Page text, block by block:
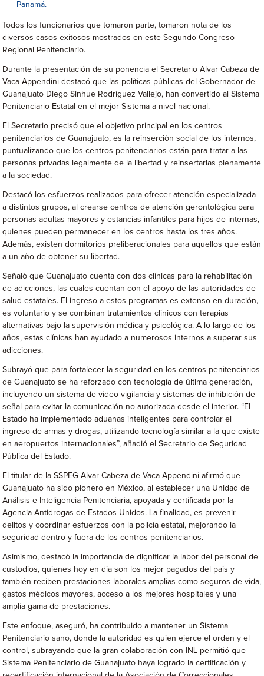
Panamá.
Todos los funcionarios que tomaron parte, tomaron nota de los
diversos casos exitosos mostrados en este Segundo Congreso
Regional Penitenciario.
Durante la presentación de su ponencia el Secretario Alvar Cabeza de
Vaca Appendini destacó que las políticas públicas del Gobernador de
Guanajuato Diego Sinhue Rodríguez Vallejo, han convertido al Sistema
Penitenciario Estatal en el mejor Sistema a nivel nacional.
El Secretario precisó que el objetivo principal en los centros
penitenciarios de Guanajuato, es la reinserción social de los internos,
puntualizando que los centros penitenciarios están para tratar a las
personas privadas legalmente de la libertad y reinsertarlas plenamente
a la sociedad.
Destacó los esfuerzos realizados para ofrecer atención especializada
a distintos grupos, al crearse centros de atención gerontológica para
personas adultas mayores y estancias infantiles para hijos de internas,
quienes pueden permanecer en los centros hasta los tres años.
Además, existen dormitorios preliberacionales para aquellos que están
a un año de obtener su libertad.
Señaló que Guanajuato cuenta con dos clínicas para la rehabilitación
de adicciones, las cuales cuentan con el apoyo de las autoridades de
salud estatales. El ingreso a estos programas es extenso en duración,
es voluntario y se combinan tratamientos clínicos con terapias
alternativas bajo la supervisión médica y psicológica. A lo largo de los
años, estas clínicas han ayudado a numerosos internos a superar sus
adicciones.
Subrayó que para fortalecer la seguridad en los centros penitenciarios
de Guanajuato se ha reforzado con tecnología de última generación,
incluyendo un sistema de video-vigilancia y sistemas de inhibición de
señal para evitar la comunicación no autorizada desde el interior. “El
Estado ha implementado aduanas inteligentes para controlar el
ingreso de armas y drogas, utilizando tecnología similar a la que existe
en aeropuertos internacionales”, añadió el Secretario de Seguridad
Pública del Estado.
El titular de la SSPEG Alvar Cabeza de Vaca Appendini afirmó que
Guanajuato ha sido pionero en México, al establecer una Unidad de
Análisis e Inteligencia Penitenciaria, apoyada y certificada por la
Agencia Antidrogas de Estados Unidos. La finalidad, es prevenir
delitos y coordinar esfuerzos con la policía estatal, mejorando la
seguridad dentro y fuera de los centros penitenciarios.
Asimismo, destacó la importancia de dignificar la labor del personal de
custodios, quienes hoy en día son los mejor pagados del país y
también reciben prestaciones laborales amplias como seguros de vida,
gastos médicos mayores, acceso a los mejores hospitales y una
amplia gama de prestaciones.
Este enfoque, aseguró, ha contribuido a mantener un Sistema
Penitenciario sano, donde la autoridad es quien ejerce el orden y el
control, subrayando que la gran colaboración con INL permitió que
Sistema Penitenciario de Guanajuato haya logrado la certificación y